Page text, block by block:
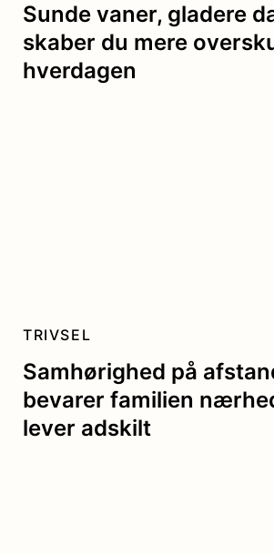
Sunde vaner, gladere
skaber du mere
hverdagen
Samhørighed på
bevarer familien
lever adskilt
TRIVSEL